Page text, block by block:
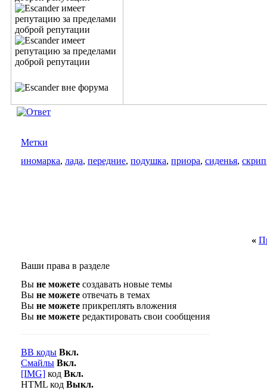
Метки
иномарка, лада, передние, подушка, приора, сиденья, скрип
«
Ваши права в разделе
Вы не можете создавать новые темы
Вы не можете отвечать в темах
Вы не можете прикреплять вложения
Вы не можете редактировать свои сообщения
BB коды Вкл.
Смайлы Вкл.
[IMG] код Вкл.
HTML код Выкл.